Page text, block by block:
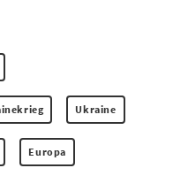
Ukraine
Europa